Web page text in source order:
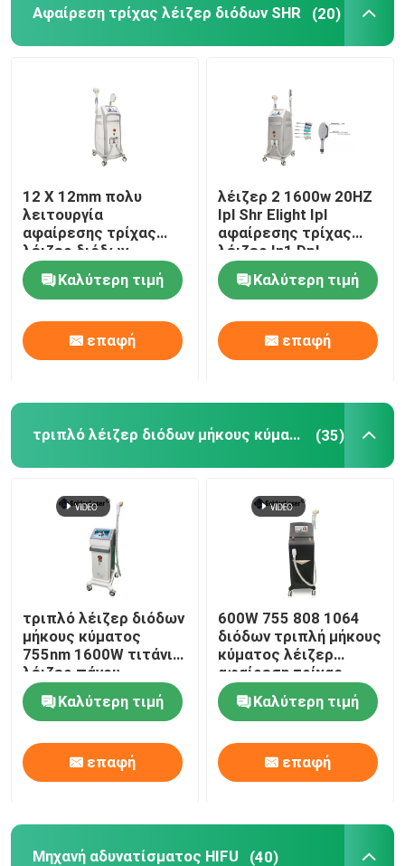
Αφαίρεση τρίχας λέιζερ διόδων SHR (20)
12 X 12mm πολυ
λειτουργία
αφαίρεσης τρίχας
λέιζερ διόδων
Photofacial SHR
επιλέγει μόνιμη
μηχανή
Καλύτερη τιμή
επαφή
λέιζερ 2 1600w 20HZ
Ipl Shr Elight Ipl
αφαίρεσης τρίχας
λέιζερ In1 Dpl
εξοπλισμός ομορφιάς
Καλύτερη τιμή
επαφή
τριπλό λέιζερ διόδων μήκους κύματος (35)
τριπλό λέιζερ διόδων
μήκους κύματος
755nm 1600W τιτάνιο
λέιζερ πάγου
σοπράνο 808 NM
Καλύτερη τιμή
επαφή
600W 755 808 1064
διόδων τριπλή μήκους
κύματος λέιζερ
αφαίρεση τρίχας
Epilation του
προσώπου μόνιμη
Καλύτερη τιμή
επαφή
Μηχανή αδυνατίσματος HIFU (40)